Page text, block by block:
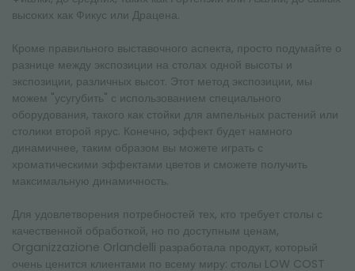
высоких как Фикус или Драцена.
Кроме правильного выставочного аспекта, просто подумайте о
разнице между экспозиции на столах одной высоты и
экспозиции, различных высот. Этот метод экспозиции, мы
можем "усугубить" с использованием специального
оборудования, такого как стойки для ампельных растений или
столики второй ярус. Конечно, эффект будет намного
динамичнее, таким образом вы можете играть с
хроматическими эффектами цветов и сможете получить
максимальную динамичность.
Для удовлетворения потребностей тех, кто требует столы с
качественной обработкой, но по доступным ценам,
Organizzazione Orlandelli разработала продукт, который
очень ценится клиентами по всему миру: столы LOW COST